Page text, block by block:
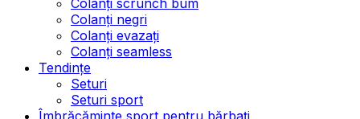
Colanți negri
Colanți evazați
Colanți seamless
Tendințe
Seturi
Seturi sport
Îmbrăcăminte sport pentru bărbați